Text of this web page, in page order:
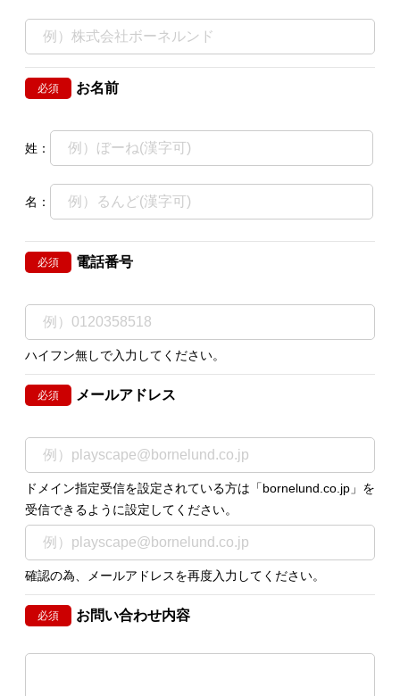
必須 お名前
姓：
名：
必須 電話番号
ハイフン無しで入力してください。
必須 メールアドレス
ドメイン指定受信を設定されている方は「bornelund.co.jp」を
受信できるように設定してください。
確認の為、メールアドレスを再度入力してください。
必須 お問い合わせ内容